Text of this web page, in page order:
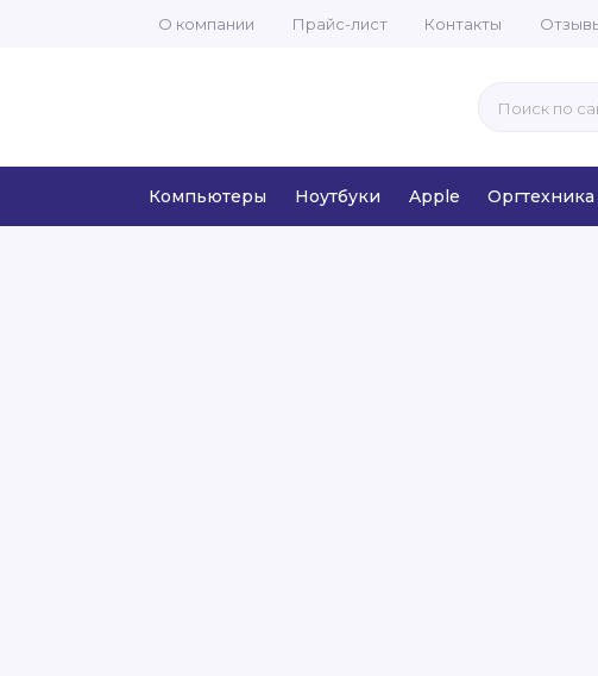
О компании Прайс-лист Контакты
Компьютеры Ноутбуки Apple Оргтехника